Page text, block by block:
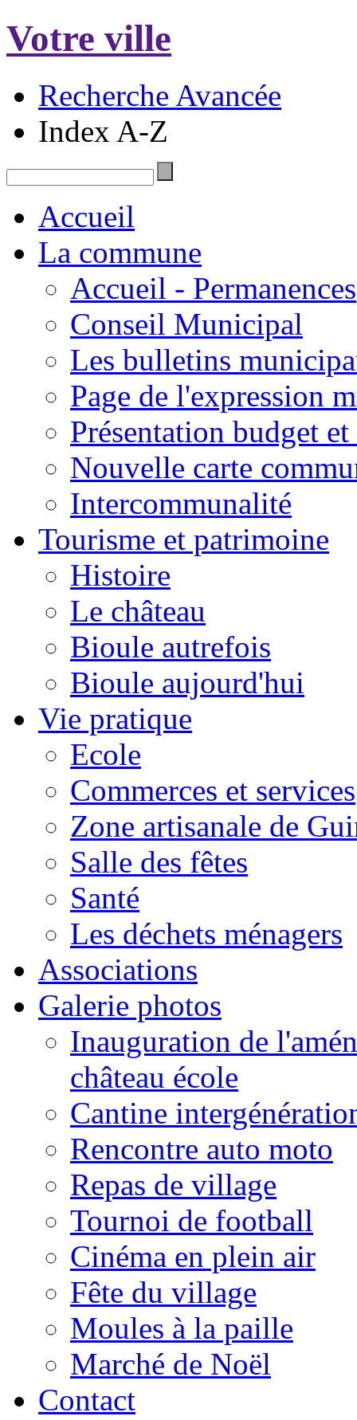
Votre ville
Recherche Avancée
Index A-Z
Accueil
La commune
Accueil - Permanences
Conseil Municipal
Les bulletins
Page de l'expression
Présentation budget
Nouvelle carte
Intercommunalité
Tourisme et patrimoine
Histoire
Le château
Bioule autrefois
Bioule aujourd'hui
Vie pratique
Ecole
Commerces et services
Zone artisanale de
Salle des fêtes
Santé
Les déchets ménagers
Associations
Galerie photos
Inauguration de
château école
Cantine
Rencontre auto moto
Repas de village
Tournoi de football
Cinéma en plein air
Fête du village
Moules à la paille
Marché de Noël
Contact